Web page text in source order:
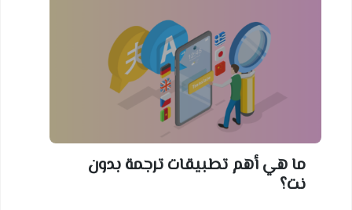
ما هي أهم تطبيقات ترجمة بدون
نت؟